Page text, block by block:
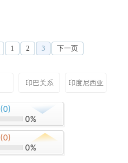
1 2 3 下一页
印巴关系 印度尼西亚
(0)
0%
(0)
0%